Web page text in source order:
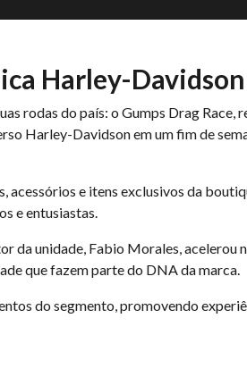
Harley-Davidson
rodas do país: o Gumps Drag Race,
Harley-Davidson em um fim de
acessórios e itens exclusivos da
e entusiastas.
da unidade, Fabio Morales, acelerou
que fazem parte do DNA da marca.
do segmento, promovendo